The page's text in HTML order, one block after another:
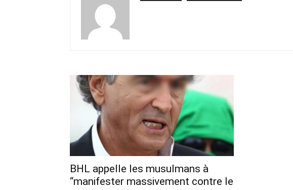
BHL appelle les musulmans à
“manifester massivement contre le